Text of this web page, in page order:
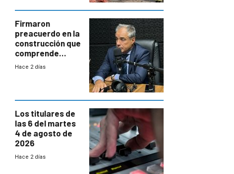
a revisar
proyectos
Firmaron
preacuerdo en la
construcción que
comprende
reducción
Hace 2 días
Los titulares de
las 6 del martes
4 de agosto de
2026
Hace 2 días